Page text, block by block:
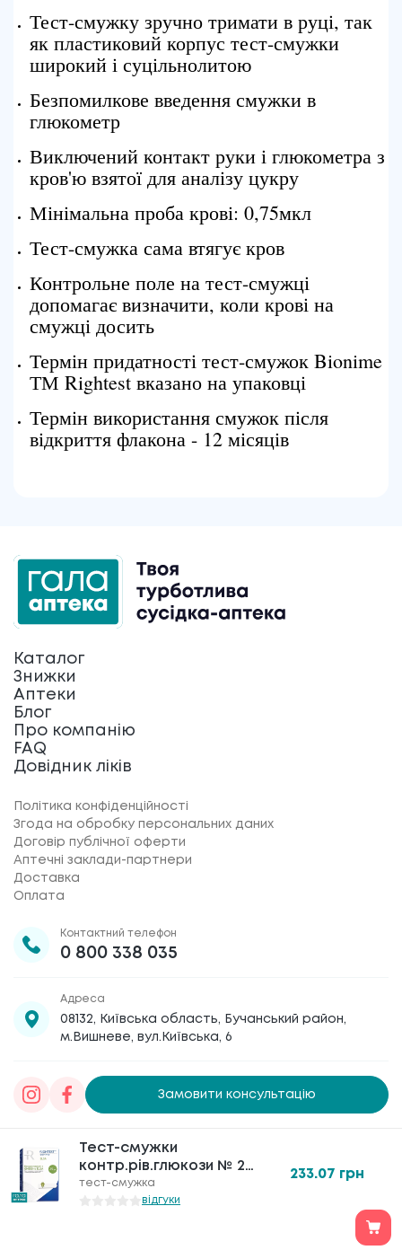
Тест-смужку зручно тримати в руці, так
як пластиковий корпус тест-смужки
широкий і суцільнолитою
Безпомилкове введення смужки в
глюкометр
Виключений контакт руки і глюкометра з
кров'ю взятої для аналізу цукру
Мінімальна проба крові: 0,75мкл
Тест-смужка сама втягує кров
Контрольне поле на тест-смужці
допомагає визначити, коли крові на
смужці досить
Термін придатності тест-смужок Bionime
ТМ Rightest вказано на упаковці
Термін використання смужок після
відкриття флакона - 12 місяців
Тест-смужки
контр.рів.глюкози № 25
Bionaime Rightest ELSA
тест-смужка
відгуки
233.07 грн
Каталог
Знижки
Аптеки
Блог
Про компанію
FAQ
Довідник ліків
Політика конфіденційності
Згода на обробку персональних даних
Договір публічної оферти
Аптечні заклади-партнери
Доставка
Оплата
Контактний телефон
0 800 338 035
Адреса
08132, Київська область, Бучанський район,
м.Вишневе, вул.Київська, 6
Замовити консультацію
Товариство з обмеженою відповідальністю
«Галафарм», код ЄДРПОУ 30886474 © 2020-2026